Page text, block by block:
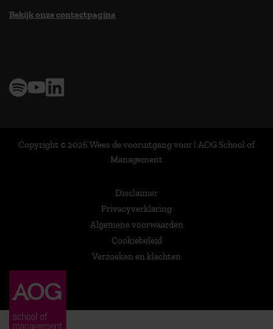
Bekijk onze contactpagina
Copyright © 2026 Wees de vooruitgang voor | AOG School of
Management
Disclaimer
Privacyverklaring
Algemene voorwaarden
Cookiebeleid
Verzoeken en klachten